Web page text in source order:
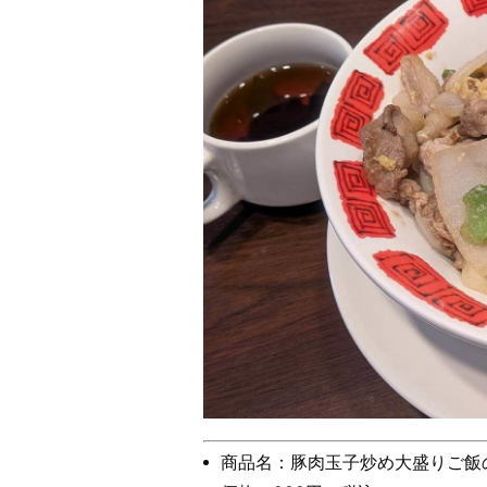
商品名：豚肉玉子炒め大盛りご飯